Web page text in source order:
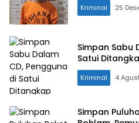
Kriminal 25
Simpan Sabu
Satui
Kriminal 4
Simpan